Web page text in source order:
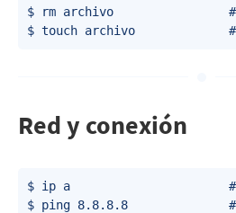
$ rm archivo                #
Red y conexión
$ ip a                      #
$ ping 8.8.8.8              #